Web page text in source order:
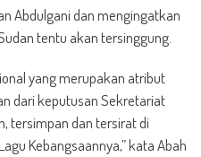
Abdulgani dan mengingatkan
tentu akan tersinggung.
yang merupakan atribut
dari keputusan Sekretariat
tersimpan dan tersirat di
Kebangsaannya,” kata Abah